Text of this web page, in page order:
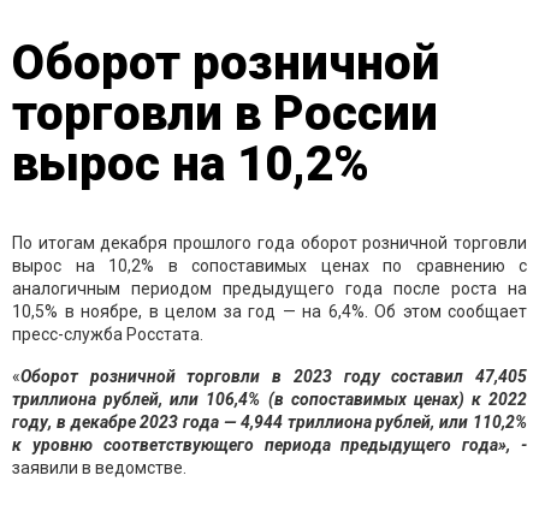
Оборот розничной
торговли в России
вырос на 10,2%
По итогам декабря прошлого года оборот розничной торговли
вырос на 10,2% в сопоставимых ценах по сравнению с
аналогичным периодом предыдущего года после роста на
10,5% в ноябре, в целом за год — на 6,4%. Об этом сообщает
пресс-служба Росстата.
«Оборот розничной торговли в 2023 году составил 47,405
триллиона рублей, или 106,4% (в сопоставимых ценах) к 2022
году, в декабре 2023 года — 4,944 триллиона рублей, или 110,2%
к уровню соответствующего периода предыдущего года», -
заявили в ведомстве.